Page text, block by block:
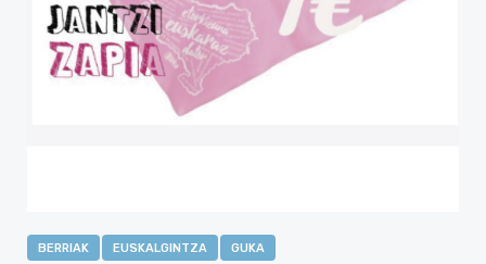
BERRIAK EUSKALGINTZA GUKA